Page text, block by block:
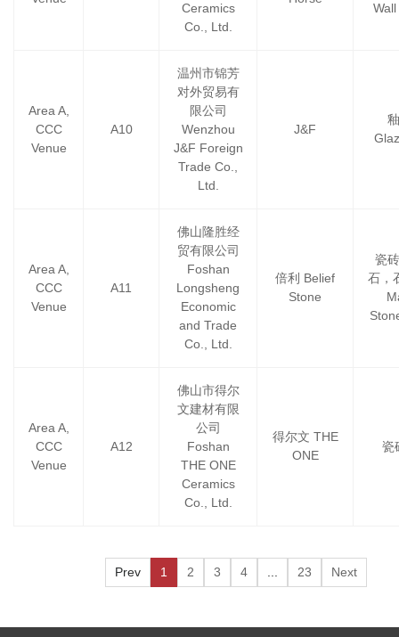
Ceramics
Co., Ltd.
Area A,
CCC
Venue
A10
温州市锦芳
对外贸易有
限公司
Wenzhou
J&F Foreign
Trade Co.,
Ltd.
J&F
Area A,
CCC
Venue
A11
佛山隆胜经
贸有限公司
Foshan
Longsheng
Economic
and Trade
Co., Ltd.
倍利 Belief
Stone
瓷
石，
Area A,
CCC
Venue
A12
佛山市得尔
文建材有限
公司
Foshan
THE ONE
Ceramics
Co., Ltd.
得尔文 THE
ONE
瓷
Prev 1 2 3 4 ... 23 Next